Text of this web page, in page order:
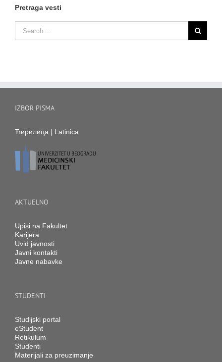
Pretraga vesti
IZBOR PISMA
Ћирилица | Latinica
AKTUELNO
Upisi na Fakultet
Karijera
Uvid javnosti
Javni kontakti
Javne nabavke
STUDENTI
Studijski portal
eStudent
Retikulum
Studenti
Materijali za preuzimanje